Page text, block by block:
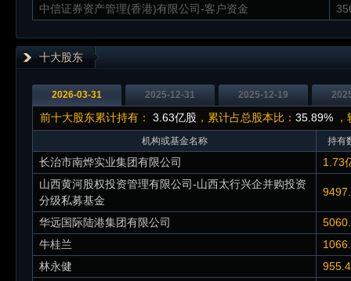
中信证券资产管理(香港)有限公司-客户资金
十大股东
2026-03-31 2025-12-31 2025-12-19
前十大股东累计持有： 3.63亿股 ，累计占总股本比： 35.89%
机构或基金名称 持有
长治市南烨实业集团有限公司
1.73
山西黄河股权投资管理有限公司-山西太行兴企并购投资
分级私募基金
华远国际陆港集团有限公司
牛桂兰
林永健